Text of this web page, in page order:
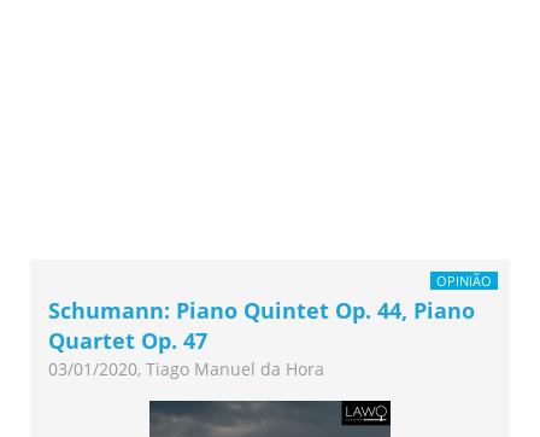
OPINIÃO
Schumann: Piano Quintet Op. 44, Piano
Quartet Op. 47
03/01/2020, Tiago Manuel da Hora